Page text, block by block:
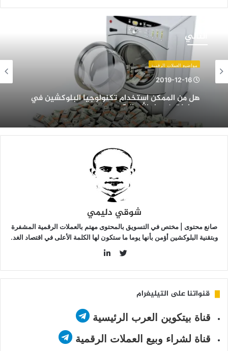
التالي
تكنولوجيا
البلوكشين
في
مواضيع العملات الرقمية
2019-12-16
هل من الممكن استخدام تكنولوجيا البلوكشين في
عمليات غسيل الأموال؟
شوقي دليمي
صانع محتوى | مختص في التسويق بالمحتوى مهتم بالعملات الرقمية المشفرة
وبتقنية البلوكشين أؤمن بأنها يوما ما ستكون لها الكلمة الأعلى في اقتصاد الغد.
قنواتنا على التيليغرام
قناة بيتكوين العرب الرئيسية
قناة لشراء وبيع العملات الرقمية